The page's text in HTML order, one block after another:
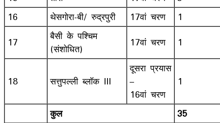
16
थेसगोरा-बी/ रुद्रपुरी 17वां चरण
1
17
बैसी के पश्चिम
(संशोधित) 17वां चरण 1
18 सत्तुपल्ली ब्लॉक III
दूसरा प्रयास
–
16वां चरण
1
कुल
35